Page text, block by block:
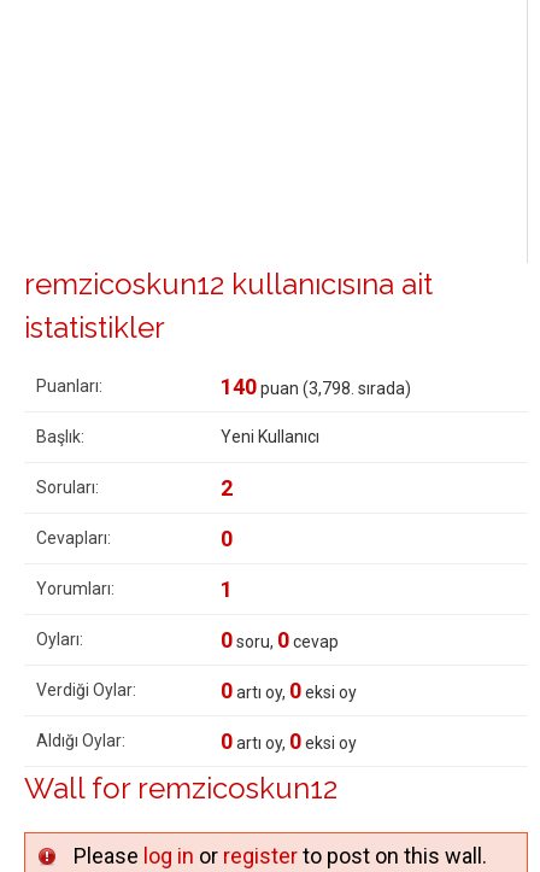
remzicoskun12 kullanıcısına ait
istatistikler
Puanları: 140puan (3,798 . sırada)
Başlık: Yeni Kullanıcı
Soruları: 2
Cevapları: 0
Yorumları: 1
Oyları: 0soru, 0cevap
Verdiği Oylar: 0artı oy, 0eksi oy
Aldığı Oylar: 0artı oy, 0eksi oy
Wall for remzicoskun12
Please log in or registerto post on this wall.